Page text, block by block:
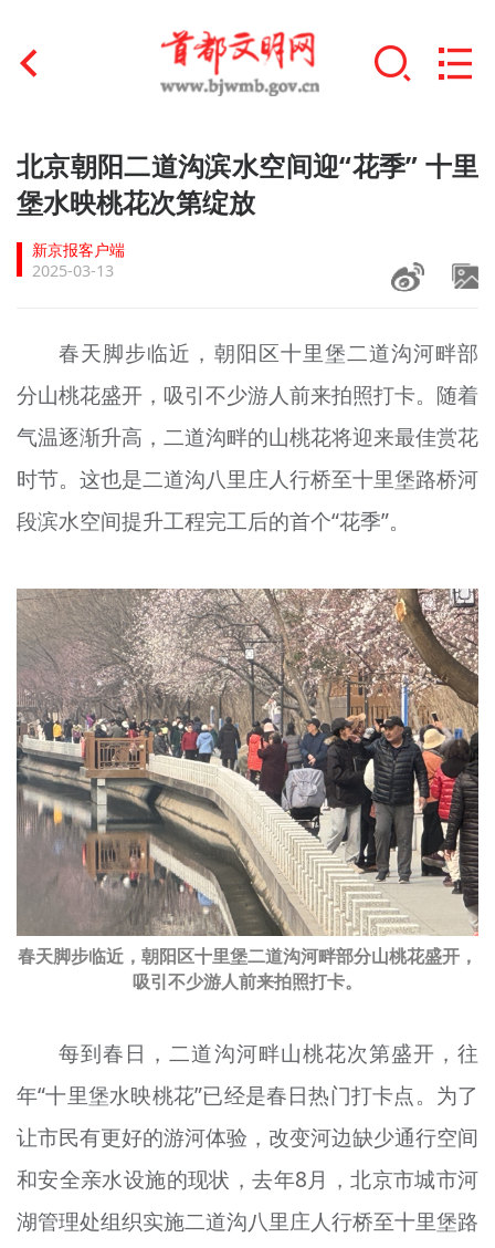
首页
文明创建
文明实践
未成年人思想道德建设
榜样人物
+
身边好人
文明评论
宣传思想文化人才
专题
资料库
+
北京朝阳二道沟滨水空间迎“花季” 十里
堡水映桃花次第绽放
新京报客户端
2025-03-13
春天脚步临近，朝阳区十里堡二道沟河畔部
分山桃花盛开，吸引不少游人前来拍照打卡。随着
气温逐渐升高，二道沟畔的山桃花将迎来最佳赏花
时节。这也是二道沟八里庄人行桥至十里堡路桥河
段滨水空间提升工程完工后的首个“花季”。
春天脚步临近，朝阳区十里堡二道沟河畔部分山桃花盛开，
吸引不少游人前来拍照打卡。
每到春日，二道沟河畔山桃花次第盛开，往
年“十里堡水映桃花”已经是春日热门打卡点。为了
让市民有更好的游河体验，改变河边缺少通行空间
和安全亲水设施的现状，去年8月，北京市城市河
湖管理处组织实施二道沟八里庄人行桥至十里堡路